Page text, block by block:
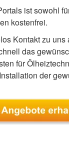
ist sowohl
kostenfrei.
Kontakt zu
das
für
der